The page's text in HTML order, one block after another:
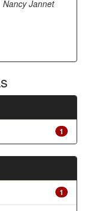
Nancy Jannet
1
1